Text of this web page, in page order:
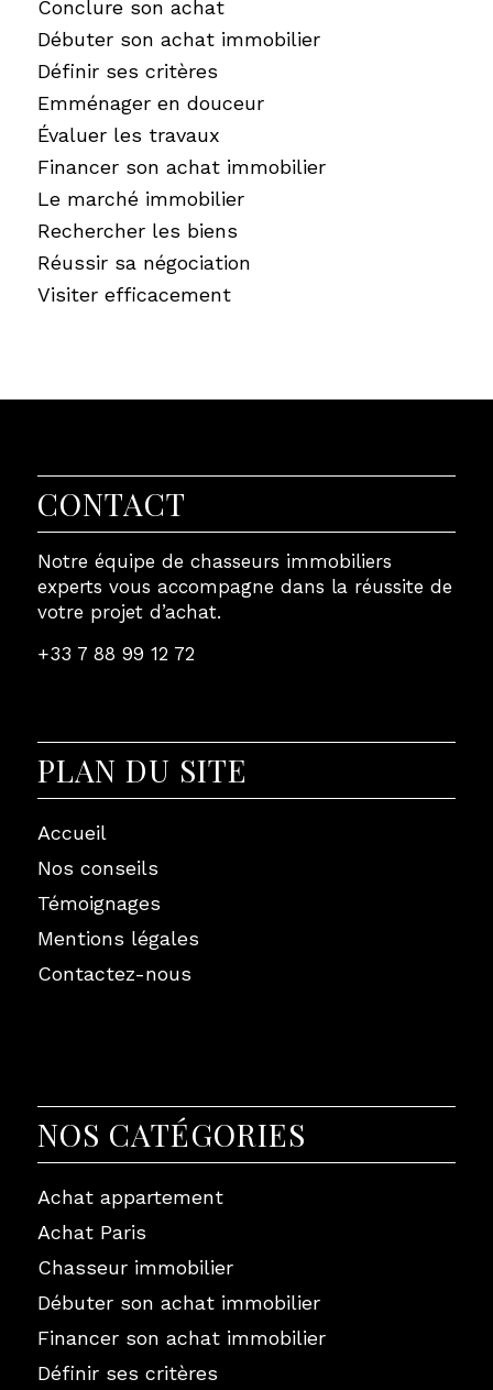
Conclure son achat
Débuter son achat immobilier
Définir ses critères
Emménager en douceur
Évaluer les travaux
Financer son achat immobilier
Le marché immobilier
Rechercher les biens
Réussir sa négociation
Visiter efficacement
CONTACT
Notre équipe de chasseurs immobiliers
experts vous accompagne dans la réussite de
votre projet d’achat.
+33 7 88 99 12 72
PLAN DU SITE
Accueil
Nos conseils
Témoignages
Mentions légales
Contactez-nous
NOS CATÉGORIES
Achat appartement
Achat Paris
Chasseur immobilier
Débuter son achat immobilier
Financer son achat immobilier
Définir ses critères